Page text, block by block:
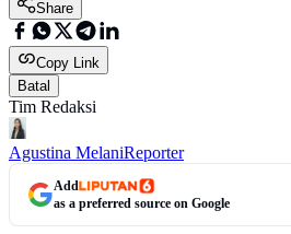
Share
Copy Link
Batal
Tim Redaksi
Agustina MelaniReporter
Add
as a preferred source on Google